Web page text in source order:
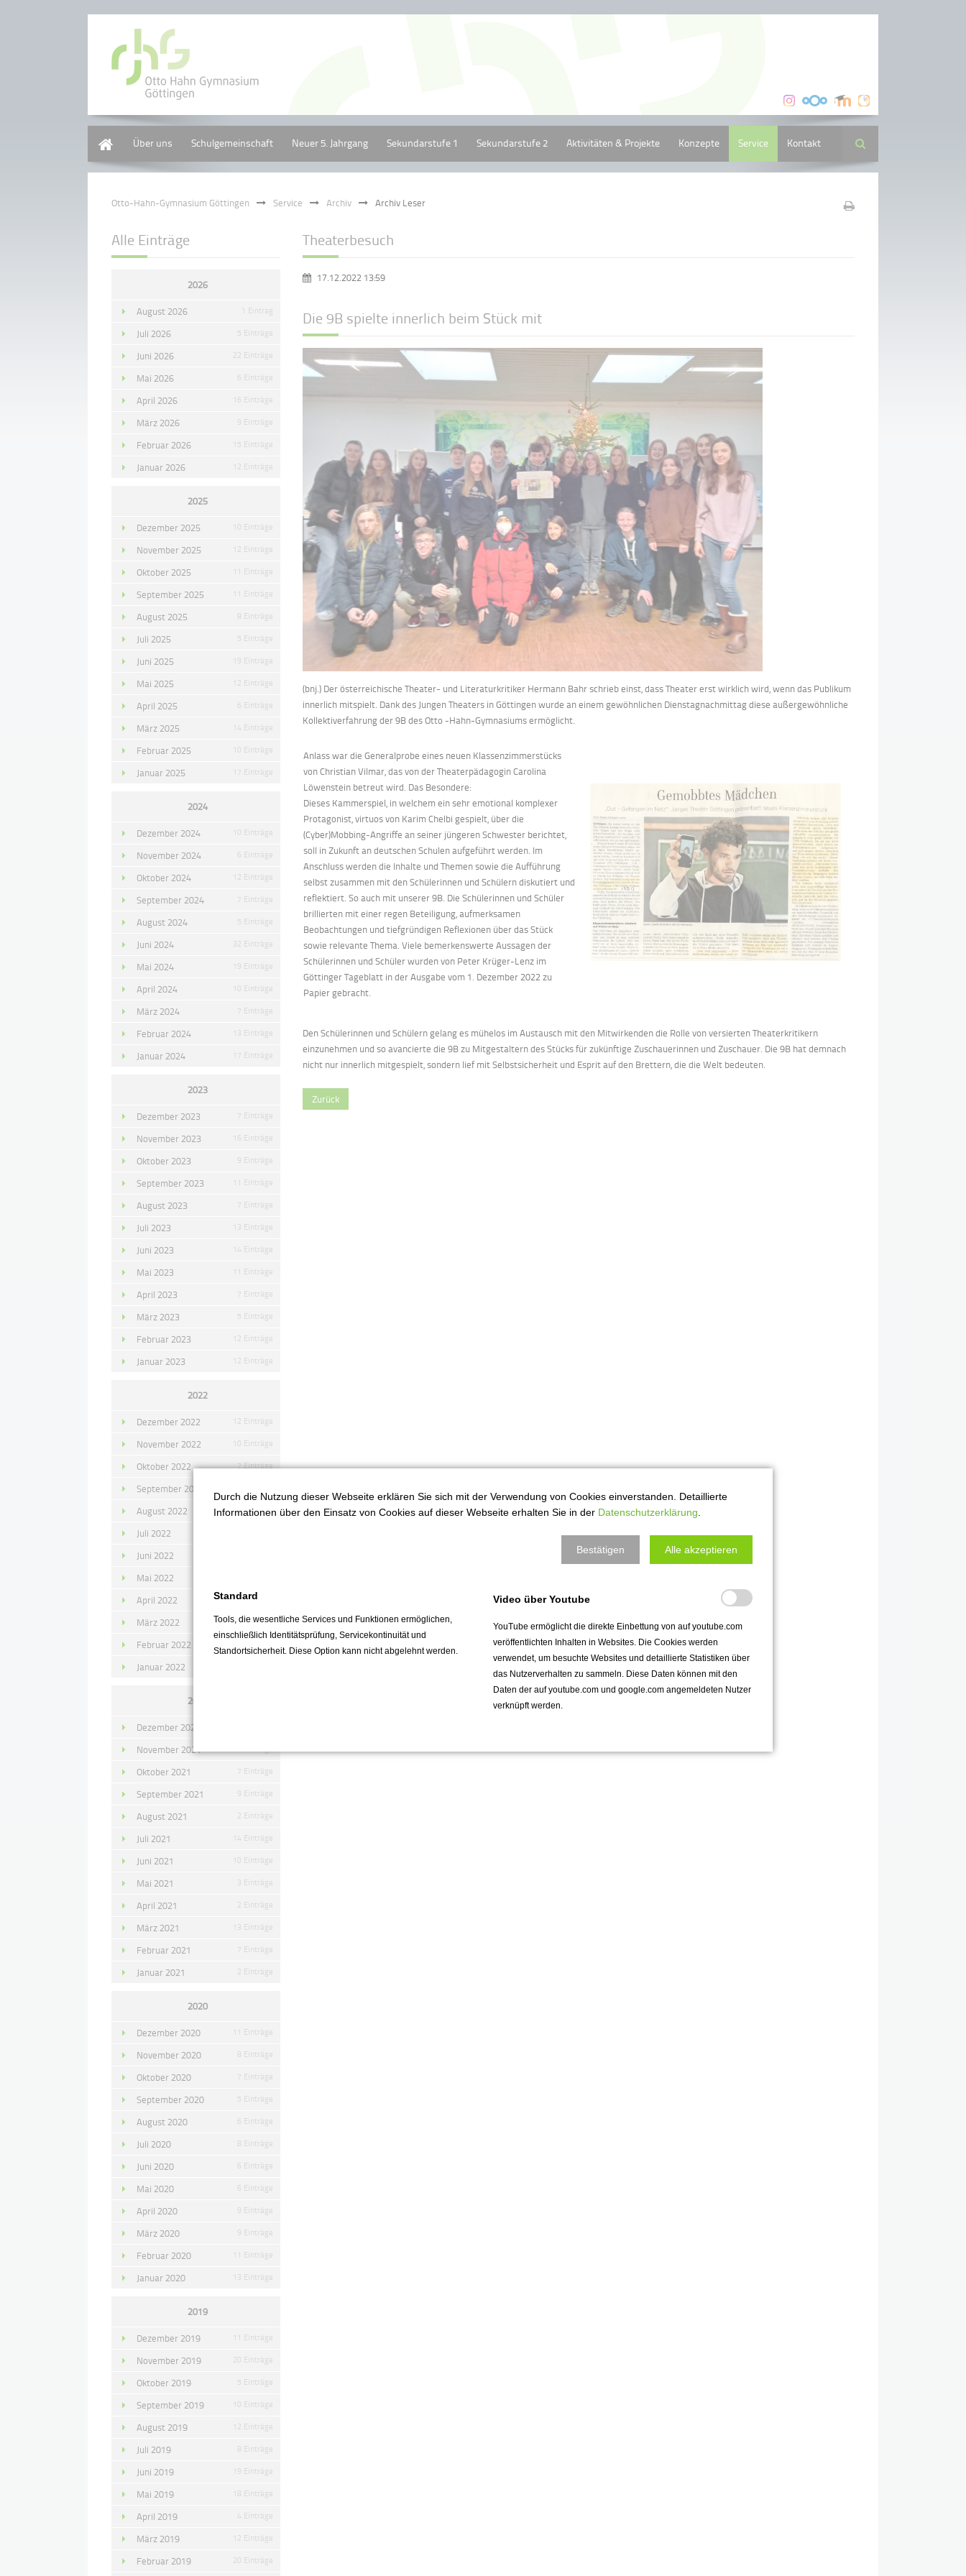
Über uns Schulgemeinschaft Neuer 5. Jahrgang Sekundarstufe 1 Sekundarstufe 2 Aktivitäten & Projekte Konzepte Service Kontakt Suche
Otto-Hahn-Gymnasium Göttingen Service Archiv Archiv Leser
Theaterbesuch
17.12.2022 13:59
Die 9B spielte innerlich beim Stück mit
(bnj.) Der österreichische Theater- und Literaturkritiker Hermann Bahr schrieb einst, dassTheater erst wirklich wird, wenn das Publikum
innerlich mitspielt. Dank des JungenTheaters inGöttingenwurde aneinemgewöhnlichen Dienstagnachmittagdiese außergewöhnliche
Kollektiverfahrung der 9B des Otto -Hahn-Gymnasiums ermöglicht.
Anlass war die Generalprobe eines neuen Klassenzimmerstücks
von Christian Vilmar,dasvonderTheaterpädagoginCarolina
Löwenstein betreutwird. Das Besondere:
Dieses Kammerspiel, in welchem ein sehr emotional komplexer
Protagonist, virtuos von Karim Chelbi gespielt, über die
(Cyber)Mobbing-Angriffe an seiner jüngeren Schwester berichtet,
soll in Zukunft an deutschen Schulen aufgeführt werden. Im
Anschluss werdendie Inhalte und Themen sowie die Aufführung
selbst zusammen mit den Schülerinnen und Schülern diskutiert und
reflektiert. So auch mit unserer 9B. Die Schülerinnen und Schüler
brillierten miteiner regen Beteiligung, aufmerksamen
Beobachtungen und tiefgründigen Reflexionen über dasStück
sowie relevante Thema. Viele bemerkenswerte Aussagen der
Schülerinnen und Schüler wurden von Peter Krüger-Lenz im
Göttinger Tageblatt in derAusgabe vom 1. Dezember 2022zu
Papiergebracht.
Den Schülerinnen und Schülerngelang es mühelos imAustausch mitden Mitwirkendendie Rolle vonversiertenTheaterkritikern
einzunehmen und so avancierte die 9B zu Mitgestaltern des Stücks für zukünftige Zuschauerinnen und Zuschauer. Die 9B hatdemnach
nicht nur innerlich mitgespielt,sondern lief mit Selbstsicherheit und Esprit auf den Brettern, die die Welt bedeuten.
Zurück
Alle Einträge
2026
August 2026 1 Eintrag
Juli 2026 5 Einträge
Juni 2026 22 Einträge
Mai 2026 6 Einträge
April 2026 16 Einträge
März 2026 9 Einträge
Februar 2026 15 Einträge
Januar 2026 12 Einträge
2025
Dezember 2025 10 Einträge
November 2025 12 Einträge
Oktober 2025 11 Einträge
September 2025 11 Einträge
August 2025 8 Einträge
Juli 2025 5 Einträge
Juni 2025 19 Einträge
Mai 2025 12 Einträge
April 2025 6 Einträge
März 2025 14 Einträge
Februar 2025 10 Einträge
Januar 2025 17 Einträge
2024
Dezember 2024 10 Einträge
November 2024 6 Einträge
Oktober 2024 12 Einträge
September 2024 7 Einträge
August 2024 5 Einträge
Juni 2024 32 Einträge
Mai 2024 19 Einträge
April 2024 10 Einträge
März 2024 7 Einträge
Februar 2024 13 Einträge
Januar 2024 17 Einträge
2023
Dezember 2023 7 Einträge
November 2023 16 Einträge
Oktober 2023 9 Einträge
September 2023 11 Einträge
August 2023 7 Einträge
Juli 2023 13 Einträge
Juni 2023 14 Einträge
Mai 2023 11 Einträge
April 2023 7 Einträge
März 2023 5 Einträge
Februar 2023 12 Einträge
Januar 2023 12 Einträge
2022
Dezember 2022 12 Einträge
November 2022 10 Einträge
Oktober 2022 7 Einträge
September 2022
August 2022 4 Einträge
Juli 2022
Juni 2022
Mai 2022
April 2022 8 Einträge
März 2022 15 Einträge
Februar 2022
Januar 2022
2021
Dezember 2021
November 2021
Oktober 2021 7 Einträge
September 2021 9 Einträge
August 2021 2 Einträge
Juli 2021 14 Einträge
Juni 2021 10 Einträge
Mai 2021 3 Einträge
April 2021 2 Einträge
März 2021 13 Einträge
Februar 2021 7 Einträge
Januar 2021 2 Einträge
2020
Dezember 2020 11 Einträge
November 2020 8 Einträge
Oktober 2020 7 Einträge
September 2020 5 Einträge
August 2020 6 Einträge
Juli 2020 8 Einträge
Juni 2020 6 Einträge
Mai 2020 6 Einträge
April 2020 9 Einträge
März 2020 9 Einträge
Februar 2020 11 Einträge
Januar 2020 13 Einträge
2019
Dezember 2019 11 Einträge
November 2019 20 Einträge
Oktober 2019 5 Einträge
September 2019 10 Einträge
August 2019 12 Einträge
Juli 2019 8 Einträge
Juni 2019 19 Einträge
Mai 2019 18 Einträge
April 2019 4 Einträge
März 2019 12 Einträge
Februar 2019 20 Einträge
Durch die Nutzung dieser Webseite erklären Sie sich mit der Verwendung von Cookies einverstanden. Detaillierte
Informationen über den Einsatz von Cookies auf dieser Webseite erhalten Sie in der Datenschutzerklärung
Bestätigen Alle akzeptieren
Standard
Tools, die wesentliche Services und Funktionen ermöglichen,
einschließlich Identitätsprüfung, Servicekontinuität und
Standortsicherheit. Diese Option kann nicht abgelehnt werden.
Video über Youtube
YouTube ermöglicht die direkte Einbettung von auf youtube.com
veröffentlichten Inhalten in Websites. Die Cookies werden
verwendet, um besuchte Websites und detaillierte Statistiken über
das Nutzerverhalten zu sammeln. Diese Daten können mit den
Daten der auf youtube.com und google.com angemeldeten Nutzer
verknüpft werden.